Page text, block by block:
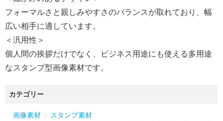
フォーマルさと親しみやすさのバランスが取れており、幅
広い相手に適しています。
＜汎用性＞
個人間の挨拶だけでなく、ビジネス用途にも使える多用途
なスタンプ型画像素材です。
カテゴリー
画像素材 > スタンプ素材